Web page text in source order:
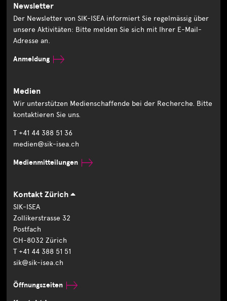
Newsletter
Der Newsletter von SIK-ISEA informiert Sie regelmässig über
unsere Aktivitäten: Bitte melden Sie sich mit Ihrer E-Mail-
Adresse an.
Anmeldung
Medien
Wir unterstützen Medienschaffende bei der Recherche. Bitte
kontaktieren Sie uns.
T +41 44 388 51 36
medien@sik-isea.ch
Medienmitteilungen
Kontakt Zürich
SIK-ISEA
Zollikerstrasse 32
Postfach
CH-8032 Zürich
T +41 44 388 51 51
sik@sik-isea.ch
Öffnungszeiten